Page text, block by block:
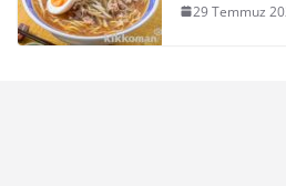
29 Temmuz